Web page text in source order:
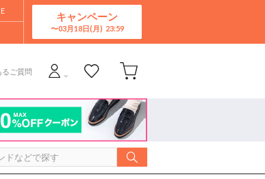
キャンペーン
03月18日(月)
るご質問